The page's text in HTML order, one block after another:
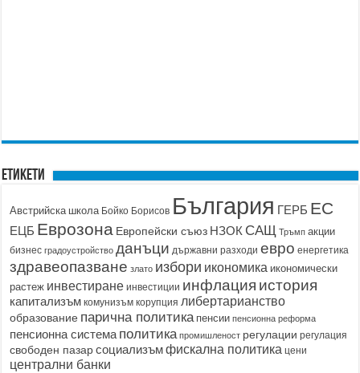
Етикети
Австрийска школа Бойко Борисов България ГЕРБ ЕС
ЕЦБ Еврозона Европейски съюз НЗОК САЩ Тръмп акции
бизнес градоустройство данъци държавни разходи евро енергетика
здравеопазване злато избори икономика икономически
растеж инвестиране инвестиции инфлация история
капитализъм комунизъм корупция либертарианство
образование парична политика пенсии пенсионна реформа
пенсионна система политика промишленост регулации регулация
свободен пазар социализъмфискална политика цени
централни банки